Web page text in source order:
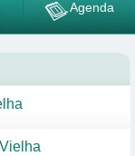
Agenda